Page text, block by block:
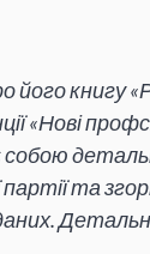
книгу
«Нові
собою
та
даних.